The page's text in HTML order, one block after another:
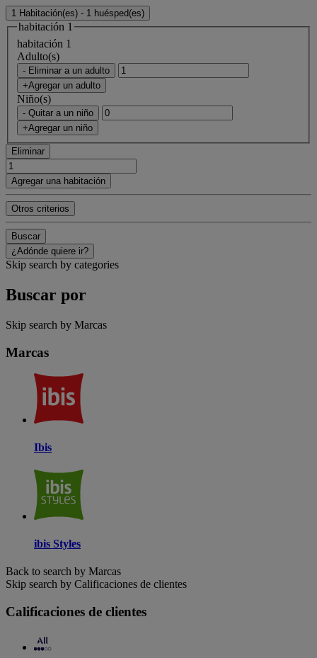
1 Habitación(es) - 1 huésped(es)
habitación 1
habitación 1
Adulto(s)
- Eliminar a un adulto
+Agregar un adulto
Niño(s)
- Quitar a un niño
+Agregar un niño
Eliminar
Agregar una habitación
Otros criterios
Buscar
¿Adónde quiere ir?
Skip search by categories
Buscar por
Skip search by Marcas
Marcas
Ibis
ibis Styles
Back to search by Marcas
Skip search by Calificaciones de clientes
Calificaciones de clientes